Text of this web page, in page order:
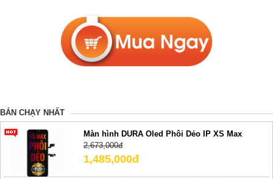
BÁN CHẠY NHẤT
Màn hình DURA Oled Phôi Dẻo IP XS Max
2,673,000đ
1,485,000đ